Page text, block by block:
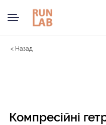
< Назад
Компресійні